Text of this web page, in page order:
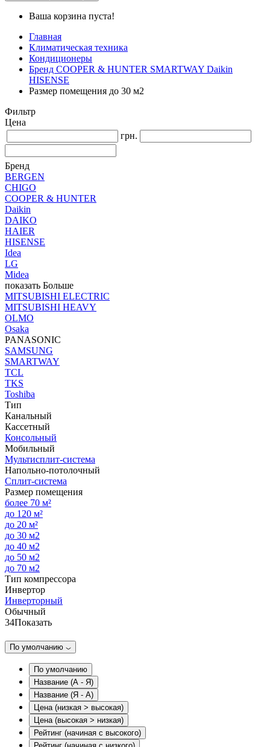
Ваша корзина пуста!
Главная
Климатическая техника
Кондиционеры
Бренд COOPER & HUNTER SMARTWAY Daikin
HISENSE
Размер помещения до 30 м2
Фильтр
Цена
грн.
Бренд
BERGEN
CHIGO
COOPER & HUNTER
Daikin
DAIKO
HAIER
HISENSE
Idea
LG
Midea
показать Больше
MITSUBISHI ELECTRIC
MITSUBISHI HEAVY
OLMO
Osaka
PANASONIC
SAMSUNG
SMARTWAY
TCL
TKS
Toshiba
Тип
Канальный
Кассетный
Консольный
Мобильный
Мультисплит-система
Напольно-потолочный
Сплит-система
Размер помещения
более 70 м²
до 120 м²
до 20 м²
до 30 м2
до 40 м2
до 50 м2
до 70 м2
Тип компрессора
Инвертор
Инверторный
Обычный
34Показать
По умолчанию
По умолчанию
Название (А - Я)
Название (Я - А)
Цена (низкая > высокая)
Цена (высокая > низкая)
Рейтинг (начиная с высокого)